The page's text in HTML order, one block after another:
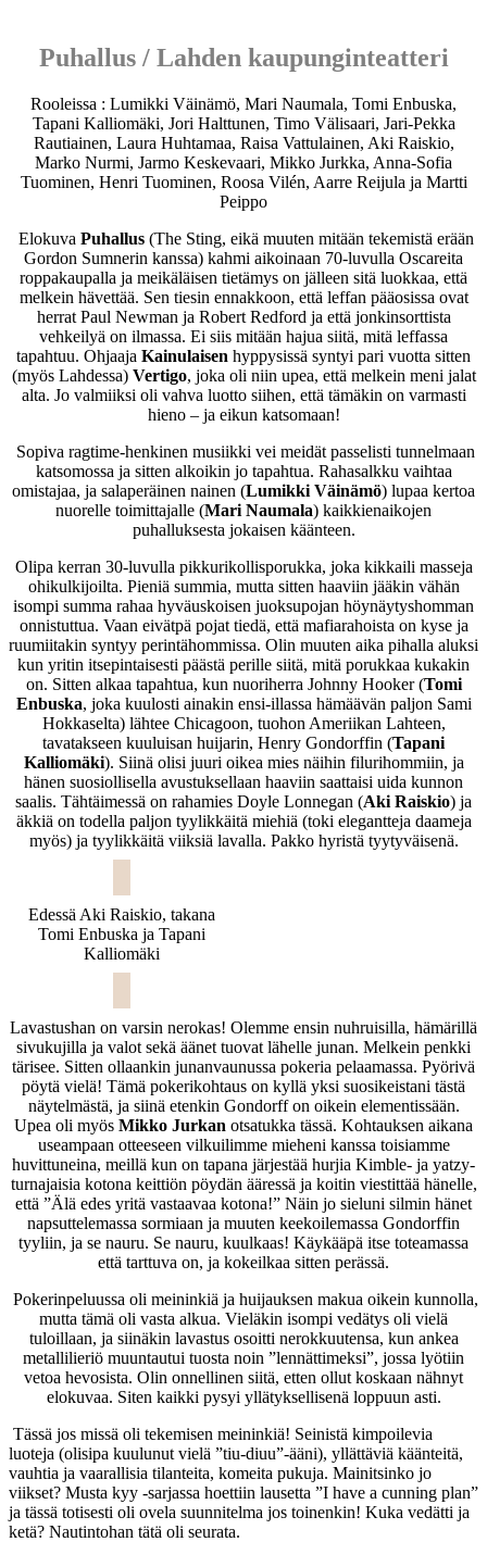
Puhallus / Lahden kaupunginteatteri
Rooleissa : Lumikki Väinämö, Mari Naumala, Tomi Enbuska,
Tapani Kalliomäki, Jori Halttunen, Timo Välisaari, Jari-Pekka
Rautiainen, Laura Huhtamaa, Raisa Vattulainen, Aki Raiskio,
Marko Nurmi, Jarmo Keskevaari, Mikko Jurkka, Anna-Sofia
Tuominen, Henri Tuominen, Roosa Vilén, Aarre Reijula ja Martti
Peippo
Elokuva Puhallus(The Sting, eikä muuten mitään tekemistä erään
Gordon Sumnerin kanssa) kahmi aikoinaan 70-luvulla Oscareita
roppakaupalla ja meikäläisen tietämys on jälleen sitä luokkaa, että
melkein hävettää. Sen tiesin ennakkoon, että leffan pääosissa ovat
herrat Paul Newman ja Robert Redford ja että jonkinsorttista
vehkeilyä on ilmassa. Ei siis mitään hajua siitä, mitä leffassa
tapahtuu. Ohjaaja Kainulaisen hyppysissä syntyi pari vuotta sitten
(myös Lahdessa) Vertigo, joka oli niin upea, että melkein meni jalat
alta. Jo valmiiksi oli vahva luotto siihen, että tämäkin on varmasti
hieno – ja eikun katsomaan!
Sopiva ragtime-henkinen musiikki vei meidät passelisti tunnelmaan
katsomossa ja sitten alkoikin jo tapahtua. Rahasalkku vaihtaa
omistajaa, ja salaperäinen nainen (Lumikki Väinämö) lupaa kertoa
nuorelle toimittajalle (Mari Naumala) kaikkienaikojen
puhalluksesta jokaisen käänteen.
Olipa kerran 30-luvulla pikkurikollisporukka, joka kikkaili masseja
ohikulkijoilta. Pieniä summia, mutta sitten haaviin jääkin vähän
isompi summa rahaa hyväuskoisen juoksupojan höynäytyshomman
onnistuttua. Vaan eivätpä pojat tiedä, että mafiarahoista on kyse ja
ruumiitakin syntyy perintähommissa. Olin muuten aika pihalla aluksi
kun yritin itsepintaisesti päästä perille siitä, mitä porukkaa kukakin
on. Sitten alkaa tapahtua, kun nuoriherra Johnny Hooker (Tomi
Enbuska, joka kuulosti ainakin ensi-illassa hämäävän paljon Sami
Hokkaselta) lähtee Chicagoon, tuohon Ameriikan Lahteen,
tavatakseen kuuluisan huijarin, Henry Gondorffin (Tapani
Kalliomäki). Siinä olisi juuri oikea mies näihin filurihommiin, ja
hänen suosiollisella avustuksellaan haaviin saattaisi uida kunnon
saalis. Tähtäimessä on rahamies Doyle Lonnegan (Aki Raiskio) ja
äkkiä on todella paljon tyylikkäitä miehiä (toki elegantteja daameja
myös) ja tyylikkäitä viiksiä lavalla. Pakko hyristä tyytyväisenä.
Edessä Aki Raiskio, takana
Tomi Enbuska ja Tapani
Kalliomäki
Lavastushan on varsin nerokas! Olemme ensin nuhruisilla, hämärillä
sivukujilla ja valot sekä äänet tuovat lähelle junan. Melkein penkki
tärisee. Sitten ollaankin junanvaunussa pokeria pelaamassa. Pyörivä
pöytä vielä! Tämä pokerikohtaus on kyllä yksi suosikeistani tästä
näytelmästä, ja siinä etenkin Gondorff on oikein elementissään.
Upea oli myös Mikko Jurkan otsatukka tässä. Kohtauksen aikana
useampaan otteeseen vilkuilimme mieheni kanssa toisiamme
huvittuneina, meillä kun on tapana järjestää hurjia Kimble- ja yatzy-
turnajaisia kotona keittiön pöydän ääressä ja koitin viestittää hänelle,
että ”Älä edes yritä vastaavaa kotona!” Näin jo sieluni silmin hänet
napsuttelemassa sormiaan ja muuten keekoilemassa Gondorffin
tyyliin, ja se nauru. Se nauru, kuulkaas! Käykääpä itse toteamassa
että tarttuva on, ja kokeilkaa sitten perässä.
Pokerinpeluussa oli meininkiä ja huijauksen makua oikein kunnolla,
mutta tämä oli vasta alkua. Vieläkin isompi vedätys oli vielä
tuloillaan, ja siinäkin lavastus osoitti nerokkuutensa, kun ankea
metallilieriö muuntautui tuosta noin ”lennättimeksi”, jossa lyötiin
vetoa hevosista. Olin onnellinen siitä, etten ollut koskaan nähnyt
elokuvaa. Siten kaikki pysyi yllätyksellisenä loppuun asti.
Tässä jos missä oli tekemisen meininkiä! Seinistä kimpoilevia
luoteja (olisipa kuulunut vielä ”tiu-diuu”-ääni), yllättäviä käänteitä,
vauhtia ja vaarallisia tilanteita, komeita pukuja. Mainitsinko jo
viikset? Musta kyy -sarjassa hoettiin lausetta ”I have a cunning plan”
ja tässä totisesti oli ovela suunnitelma jos toinenkin! Kuka vedätti ja
ketä? Nautintohan tätä oli seurata.